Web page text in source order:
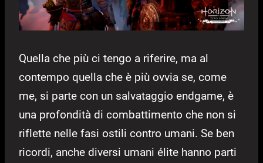
Quella che più ci tengo a riferire, ma al
contempo quella che è più ovvia se, come
me, si parte con un salvataggio endgame, è
una profondità di combattimento che non si
riflette nelle fasi ostili contro umani. Se ben
ricordi, anche diversi umani élite hanno parti